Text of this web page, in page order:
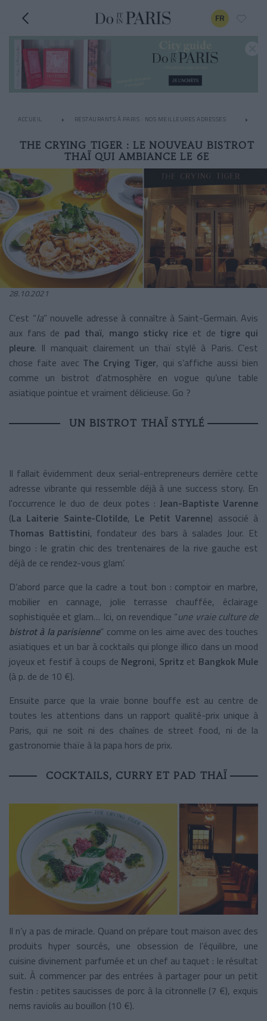
FR
ACCUEIL RESTAURANTS À PARIS : NOS MEILLEURES ADRESSES
THE CRYING TIGER : LE NOUVEAU BISTROT
THAÏ QUI AMBIANCE LE 6E
28.10.2021
C’est “la” nouvelle adresse à connaître à Saint-Germain. Avis
aux fans de pad thaï, mango sticky rice et de tigre qui
pleure. Il manquait clairement un thaï stylé à Paris. C’est
chose faite avec The Crying Tiger, qui s’affiche aussi bien
comme un bistrot d'atmosphère en vogue qu’une table
asiatique pointue et vraiment délicieuse. Go ?
UN BISTROT THAÏ STYLÉ
Il fallait évidemment deux serial-entrepreneurs derrière cette
adresse vibrante qui ressemble déjà à une success story. En
l'occurrence le duo de deux potes : Jean-Baptiste Varenne
(La Laiterie Sainte-Clotilde, Le Petit Varenne) associé à
Thomas Battistini, fondateur des bars à salades Jour. Et
bingo : le gratin chic des trentenaires de la rive gauche est
déjà de ce rendez-vous glam’.
D’abord parce que la cadre a tout bon : comptoir en marbre,
mobilier en cannage, jolie terrasse chauffée, éclairage
sophistiquée et glam… Ici, on revendique “une vraie culture de
bistrot à la parisienne” comme on les aime avec des touches
asiatiques et un bar à cocktails qui plonge illico dans un mood
joyeux et festif à coups de Negroni, Spritz et Bangkok Mule
(à p. de de 10 €).
Ensuite parce que la vraie bonne bouffe est au centre de
toutes les attentions dans un rapport qualité-prix unique à
Paris, qui ne soit ni des chaînes de street food, ni de la
gastronomie thaïe à la papa hors de prix.
COCKTAILS, CURRY ET PAD THAÏ
Il n’y a pas de miracle. Quand on prépare tout maison avec des
produits hyper sourcés, une obsession de l’équilibre, une
cuisine divinement parfumée et un chef au taquet : le résultat
suit. À commencer par des entrées à partager pour un petit
festin : petites saucisses de porc à la citronnelle (7 €), exquis
nems raviolis au bouillon (10 €).